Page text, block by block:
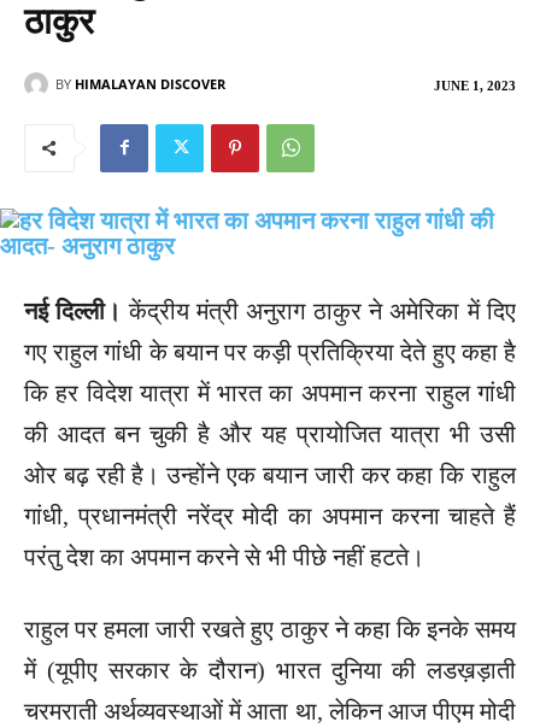
ठाकुर
JUNE 1, 2023
BY HIMALAYAN DISCOVER
नई दिल्ली। केंद्रीय मंत्री अनुराग ठाकुर ने अमेरिका में दिए
गए राहुल गांधी के बयान पर कड़ी प्रतिक्रिया देते हुए कहा है
कि हर विदेश यात्रा में भारत का अपमान करना राहुल गांधी
की आदत बन चुकी है और यह प्रायोजित यात्रा भी उसी
ओर बढ़ रही है। उन्होंने एक बयान जारी कर कहा कि राहुल
गांधी, प्रधानमंत्री नरेंद्र मोदी का अपमान करना चाहते हैं
परंतु देश का अपमान करने से भी पीछे नहीं हटते।
राहुल पर हमला जारी रखते हुए ठाकुर ने कहा कि इनके समय
में (यूपीए सरकार के दौरान) भारत दुनिया की लडख़ड़ाती
चरमराती अर्थव्यवस्थाओं में आता था, लेकिन आज पीएम मोदी